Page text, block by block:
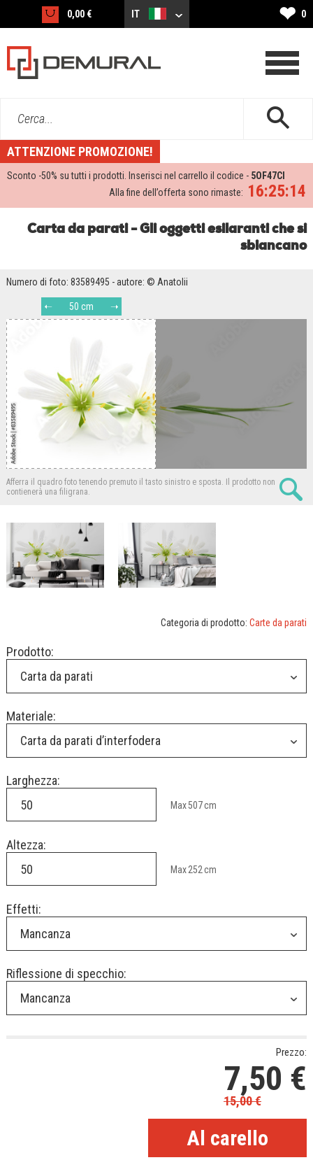
0,00 € IT ❤ 0
Cerca...
ATTENZIONE PROMOZIONE!
Sconto -50% su tutti i prodotti. Inserisci nel carrello il codice - 5OF47CI
16:25:13
Alla fine dell’offerta sono rimaste:
Carta da parati - Gli oggetti esilaranti che si
sbiancano
Numero di foto: 83589495 - autore: © Anatolii
50 cm
Afferra il quadro foto tenendo premuto il tasto sinistro e sposta.
Il prodotto non
contienerà una filigrana.
Categoria di prodotto: Carte da parati
Prodotto:
Carta da parati
Materiale:
Carta da parati d’interfodera
Larghezza:
Max507cm
Altezza:
Max252cm
Effetti:
Mancanza
Riflessione di specchio:
Mancanza
Prezzo:
7,50 €
15,00€